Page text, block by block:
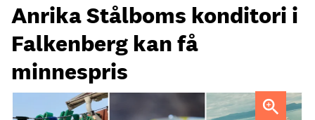
Anrika Stålboms konditori i
Falkenberg kan få
minnespris
Heléne och Micael Stålbom